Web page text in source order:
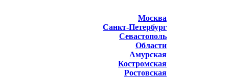
Москва
Санкт-Петербург
Севастополь
Области
Амурская
Костромская
Ростовская